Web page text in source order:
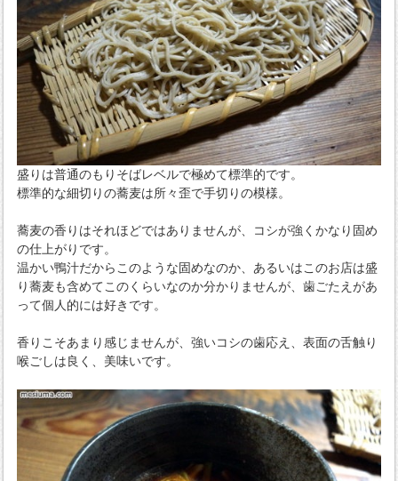
盛りは普通のもりそばレベルで極めて標準的です。
標準的な細切りの蕎麦は所々歪で手切りの模様。
蕎麦の香りはそれほどではありませんが、コシが強くかなり固め
の仕上がりです。
温かい鴨汁だからこのような固めなのか、あるいはこのお店は盛
り蕎麦も含めてこのくらいなのか分かりませんが、歯ごたえがあ
って個人的には好きです。
香りこそあまり感じませんが、強いコシの歯応え、表面の舌触り
喉ごしは良く、美味いです。